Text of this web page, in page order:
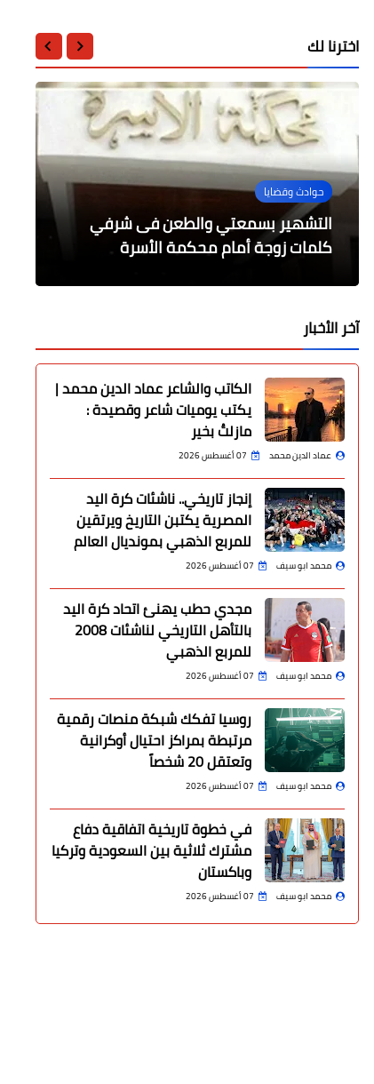
اخترنا لك
حوادث وقضايا
التشهير بسمعتي والطعن فى شرفي
كلمات زوجة أمام محكمة الأسرة
مجتمع دايلي برس مصر
من عادات المسلمين في فرنسا في
رمضان
منوعات
حدث في مثل هذا اليوم بالتقويم الهجري
22 رمضان
فن
كواليس طلاق الفنان مصطفى فهمي و
الإعلامية فاتن موسى تحكيها طليقته
عالمى
واشنطن.. العثور على المشتبه بإطلاقه
النار ميتا
آخر الأخبار
الكاتب والشاعر عماد الدين محمد |
يكتب يوميات شاعر وقصيدة :
مازلتُ بخير
عماد الدين محمد 07 أغسطس 2026
إنجاز تاريخي.. ناشئات كرة اليد
المصرية يكتبن التاريخ ويرتقين
للمربع الذهبي بمونديال العالم
محمد ابو سيف 07 أغسطس 2026
مجدي حطب يهنئ اتحاد كرة اليد
بالتأهل التاريخي لناشئات 2008
للمربع الذهبي
محمد ابو سيف 07 أغسطس 2026
روسيا تفكك شبكة منصات رقمية
مرتبطة بمراكز احتيال أوكرانية
وتعتقل 20 شخصاً
محمد ابو سيف 07 أغسطس 2026
في خطوة تاريخية اتفاقية دفاع
مشترك ثلاثية بين السعودية وتركيا
وباكستان
محمد ابو سيف 07 أغسطس 2026